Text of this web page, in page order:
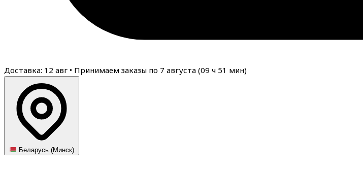
Доставка: 12 авг • Принимаем заказы по 7 августа (09 ч 51 мин)
Беларусь (Минск)